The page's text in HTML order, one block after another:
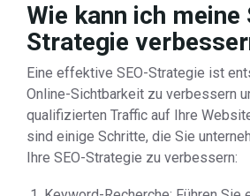
Wie kann ich meine
Strategie
Eine effektive SEO-Strategie ist
Online-Sichtbarkeit zu verbessern
qualifizierten Traffic auf Ihre
sind einige Schritte, die Sie
Ihre SEO-Strategie zu verbessern: